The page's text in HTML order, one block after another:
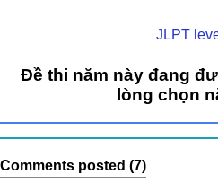
JLPT
Đề thi năm này đang
lòng chọn
Comments posted (7)